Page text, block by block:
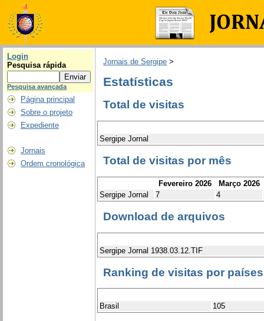
Login
Pesquisa rápida
Pesquisa avançada
Página principal
Sobre o projeto
Expediente
Jornais
Ordem cronológica
Jornais de Sergipe >
Estatísticas
Total de visitas
Sergipe Jornal
Total de visitas por mês
Fevereiro 2026
Março 2026
Sergipe Jornal
7 4
Download de arquivos
Sergipe Jornal 1938.03.12.TIF
Ranking de visitas por países
Brasil 105